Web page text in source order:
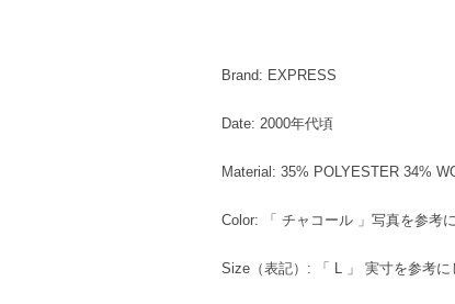
Brand: EXPRESS
Date: 2000年代頃
Material: 35% POLYESTER 34%
Color: 「 チャコール 」写真を参考
Size（表記）: 「 L 」 実寸を参考に